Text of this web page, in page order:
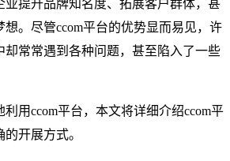
业提升品牌知名度、拓展客户群体，甚
想。尽管ccom平台的优势显而易见，许
却常常遇到各种问题，甚至陷入了一些
用ccom平台，本文将详细介绍ccom平
开展方式。